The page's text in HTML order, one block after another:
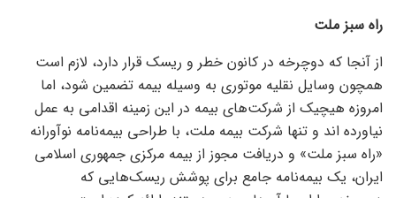
راه سبز ملت
از آنجا که دوچرخه در کانون خطر و ریسک قرار دارد، لازم است
همچون وسایل نقلیه موتوری به وسیله بیمه تضمین شود، اما
امروزه هیچیک از شرکت‌های بیمه در این زمینه اقدامی به عمل
نیاورده اند و تنها شرکت بیمه ملت، با طراحی بیمه‌نامه نوآورانه
«راه سبز ملت» و دریافت مجوز از بیمه مرکزی جمهوری اسلامی
ایران، یک بیمه‌نامه جامع برای پوشش ریسک‌هایی که